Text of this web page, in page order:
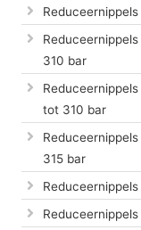
310 bar
tot 310 bar
315 bar